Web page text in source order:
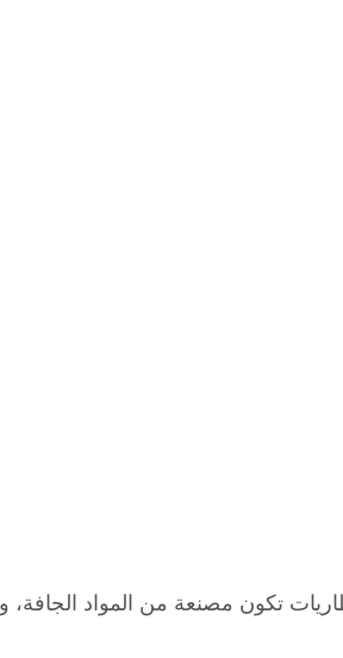
تكون مصنعة من المواد الجافة،